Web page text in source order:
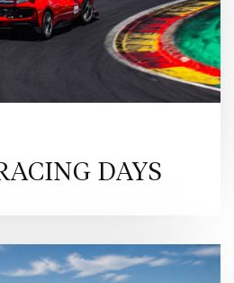
DAYS